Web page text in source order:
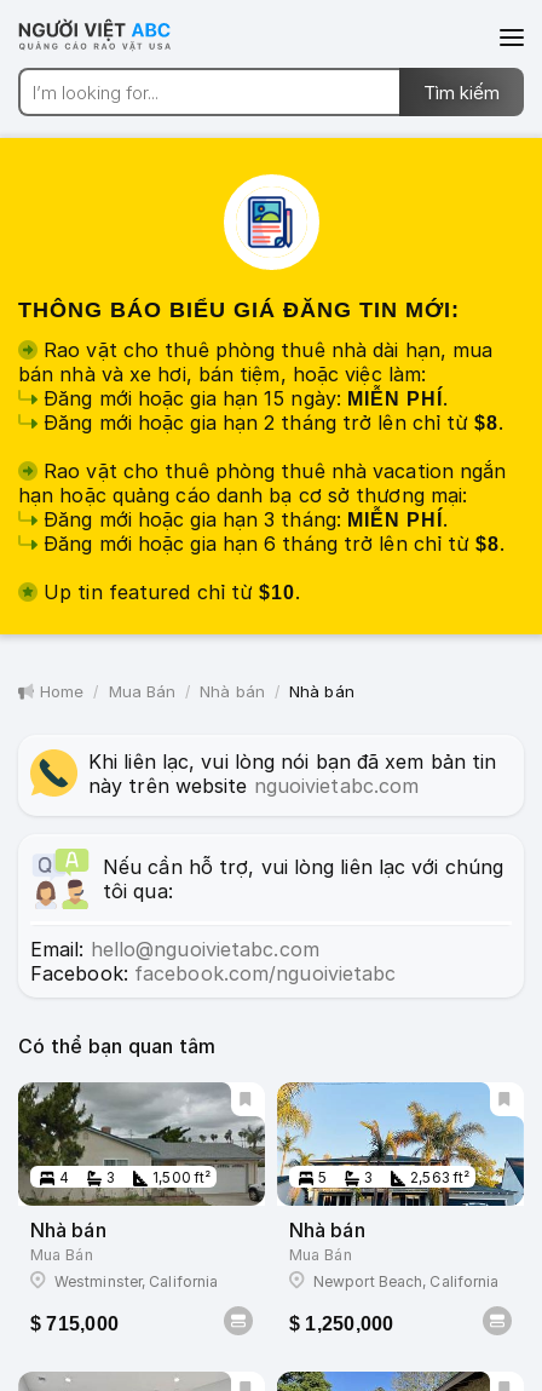
THÔNG BÁO BIỂU GIÁ ĐĂNG TIN MỚI:
Rao vặt cho thuê phòng thuê nhà dài hạn, mua
bán nhà và xe hơi, bán tiệm, hoặc việc làm:
Đăng mới hoặc gia hạn 15 ngày: MIỄN PHÍ .
Đăng mới hoặc gia hạn 2 tháng trở lên chỉ từ$8.
Rao vặt cho thuê phòng thuê nhà vacation ngắn
hạn hoặc quảng cáo danh bạ cơ sở thương mại:
Đăng mới hoặc gia hạn 3 tháng: MIỄN PHÍ .
Đăng mới hoặc gia hạn 6 tháng trở lên chỉ từ$8.
Up tin featured chỉ từ$10.
Home Mua Bán Nhà bán Nhà bán
Khi liên lạc, vui lòng nói bạn đã xem bản tin
này trên website nguoivietabc.com
Nếu cần hỗ trợ, vui lòng liên lạc với chúng
tôi qua:
Email: hello@nguoivietabc.com
Facebook: facebook.com/nguoivietabc
Có thể bạn quan tâm
Nhà bán
4 3 1,500 ft²
Mua Bán
Westminster, California
$ 715,000
Nhà bán
5 3 2,563 ft²
Mua Bán
Newport Beach, California
$ 1,250,000